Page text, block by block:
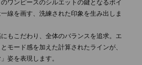
のワンピースのシルエットの鍵となるポイ
線を画す、洗練された印象を生み出しま
もこだわり、全体のバランスを追求。エ
モード感を加えた計算されたラインが、
姿を表現します。